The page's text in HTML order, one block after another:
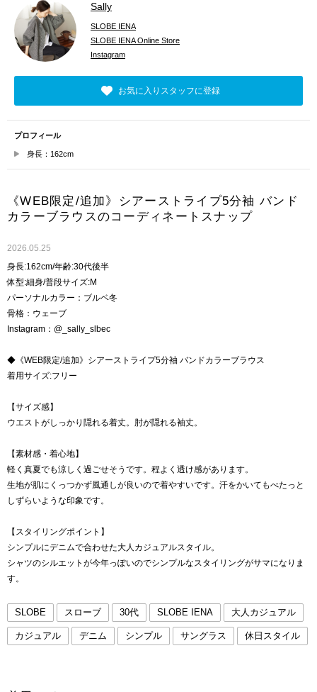
Sally
SLOBE IENA
SLOBE IENA Online Store
Instagram
お気に入りスタッフに登録
プロフィール
身長：162cm
《WEB限定/追加》シアーストライプ5分袖 バンド
カラーブラウスのコーディネートスナップ
2026.05.25
身長:162cm/年齢:30代後半
体型:細身/普段サイズ:M
パーソナルカラー：ブルベ冬
骨格：ウェーブ
Instagram：@_sally_slbec
◆《WEB限定/追加》シアーストライプ5分袖 バンドカラーブラウス
着用サイズ:フリー
【サイズ感】
ウエストがしっかり隠れる着丈。肘が隠れる袖丈。
【素材感・着心地】
軽く真夏でも涼しく過ごせそうです。程よく透け感があります。
生地が肌にくっつかず風通しが良いので着やすいです。汗をかいてもべたっと
しずらいような印象です。
【スタイリングポイント】
シンプルにデニムで合わせた大人カジュアルスタイル。
シャツのシルエットが今年っぽいのでシンプルなスタイリングがサマになりま
す。
SLOBE スローブ 30代 SLOBE IENA 大人カジュアル
カジュアル デニム シンプル サングラス 休日スタイル